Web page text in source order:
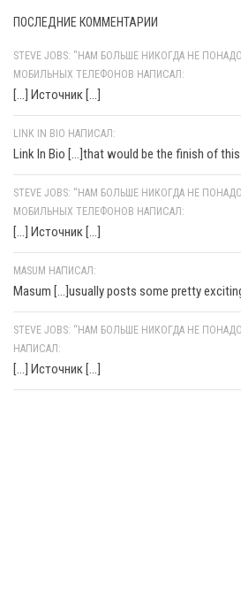
ПОСЛЕДНИЕ КОММЕНТАРИИ
STEVE JOBS: "НАМ БОЛЬШЕ НИКОГДА НЕ
МОБИЛЬНЫХ ТЕЛЕФОНОВ НАПИСАЛ:
[…] Источник […]
LINK IN BIO НАПИСАЛ:
Link In Bio [...]that would be the finish of
STEVE JOBS: “НАМ БОЛЬШЕ НИКОГДА НЕ
МОБИЛЬНЫХ ТЕЛЕФОНОВ НАПИСАЛ:
[…] Источник […]
MASUM НАПИСАЛ:
Masum [...]usually posts some pretty
STEVE JOBS: “НАМ БОЛЬШЕ НИКОГДА НЕ
НАПИСАЛ:
[…] Источник […]